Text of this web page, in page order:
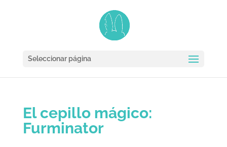
Seleccionar página
El cepillo mágico:
Furminator